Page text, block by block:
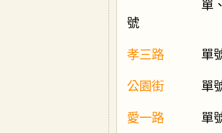
單、雙號：
號
孝三路 單
公園街 單
愛一路 單